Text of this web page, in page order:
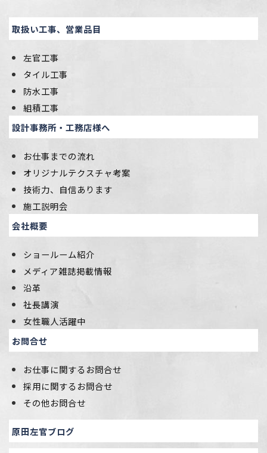
取扱い工事、営業品目
左官工事
タイル工事
防水工事
組積工事
設計事務所・工務店様へ
お仕事までの流れ
オリジナルテクスチャ考案
技術力、自信あります
施工説明会
会社概要
ショールーム紹介
メディア雑誌掲載情報
沿革
社長講演
女性職人活躍中
お問合せ
お仕事に関するお問合せ
採用に関するお問合せ
その他お問合せ
原田左官ブログ